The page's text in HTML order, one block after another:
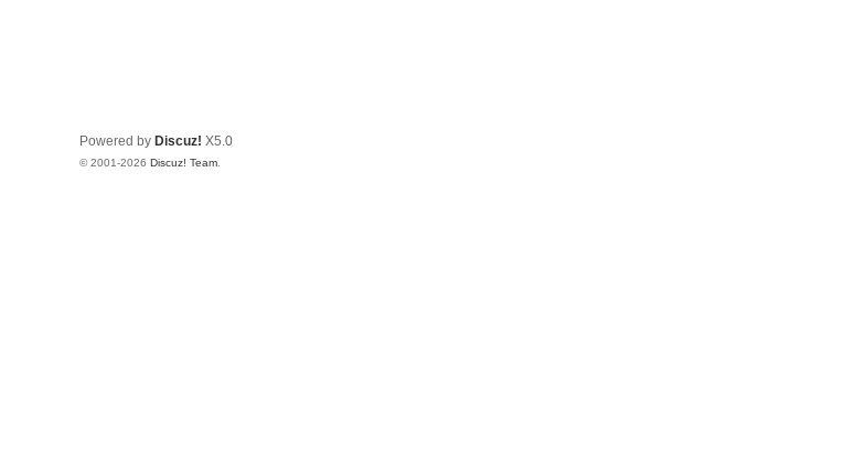
Powered by Discuz! X5.0
© 2001-2026 Discuz! Team